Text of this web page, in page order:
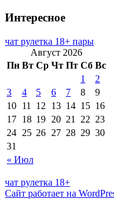
Интересное
чат рулетка 18+ пары
Август 2026
Пн Вт Ср Чт Пт Сб Вс
« Июл
1
2
3
4 5 6 7 8
9
10 11 12 13 14 15 16
17 18 19 20 21 22 23
24 25 26 27 28 29 30
31
чат рулетка 18+
Сайт работает на